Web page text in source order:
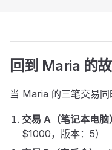
回到 Maria 的
当 Maria 的三笔交易同
交易 A（笔记本电脑）
$1000，版本：5）